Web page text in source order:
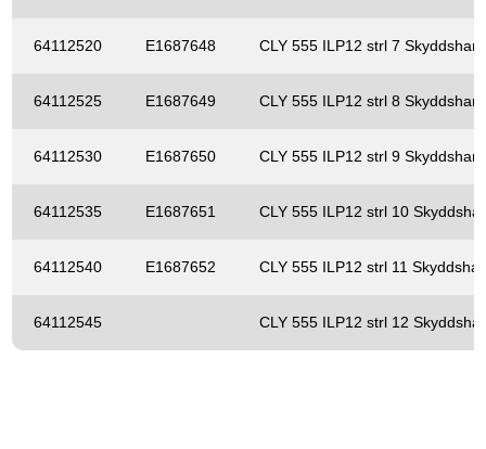
64112520 E1687648 CLY 555 ILP12 strl 7
64112525 E1687649 CLY 555 ILP12 strl 8
64112530 E1687650 CLY 555 ILP12 strl 9
64112535 E1687651 CLY 555 ILP12 strl 10
64112540 E1687652 CLY 555 ILP12 strl 11
64112545 CLY 555 ILP12 strl 12